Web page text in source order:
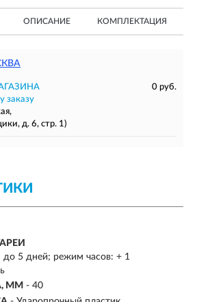
ОПИСАНИЕ КОМПЛЕКТАЦИЯ
0 руб.
заказу
д. 6, стр. 1)
до 5 дней; режим часов: + 1
ММ - 40